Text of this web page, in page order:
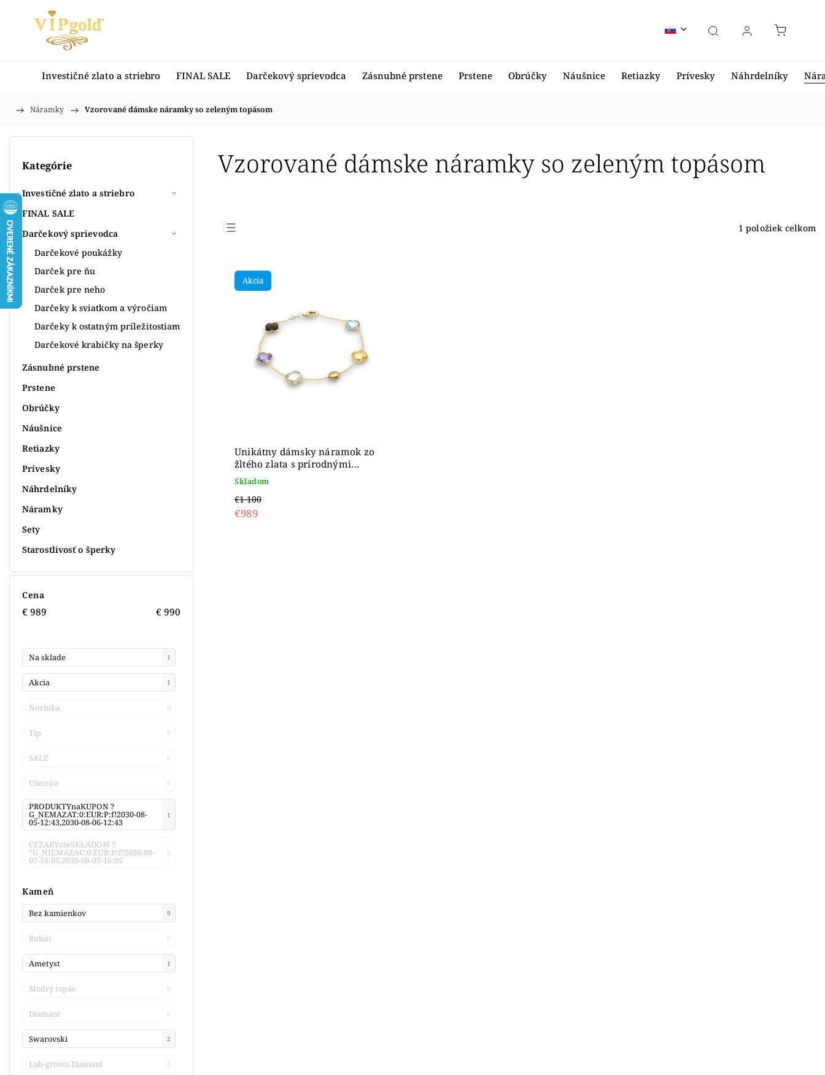
Investičné zlato a striebro FINAL SALE Darčekový sprievodca Zásnubné prstene Prstene Obrúčky Náušnice Retiazky Prívesky Náhrdelníky
Domov
/ Náramky / Vzorované dámske náramky so zeleným topásom
Kategórie
Investičné zlato a striebro
FINAL SALE
Darčekový sprievodca
Darčekové poukážky
Darček pre ňu
Darček pre neho
Darčeky k sviatkom a výročiam
Darčeky k ostatným príležitostiam
Darčekové krabičky na šperky
Zásnubné prstene
Prstene
Obrúčky
Náušnice
Retiazky
Prívesky
Náhrdelníky
Náramky
Sety
Starostlivosť o šperky
Cena
€989 €990
Na sklade 1
Akcia 1
Novinka 0
Tip 0
SALE 0
Ušetríte 0
PRODUKTYnaKUPON ?
G_NEMAZAT:0:EUR:P:f!2030-08-
05-12:43,2030-08-06-12:43
1
CEZARYnieSKLADOM ?
*G_NIEMAZAC:0:EUR:P:f!2030-08-
07-16:05,2030-08-07-16:05
0
Kameň
Bez kamienkov 9
Rubín 0
Ametyst 1
Modrý topás 0
Diamant 0
Swarovski 2
Lab-grown Diamant 0
Vzorované dámske náramky so zeleným topásom
Najlacnejšie
Najdrahšie
1 položiek celkom
Akcia
Unikátny dámsky náramok zo
žltého zlata s prírodnými
drahokamami, 14K
Skladom
€1 100
€989